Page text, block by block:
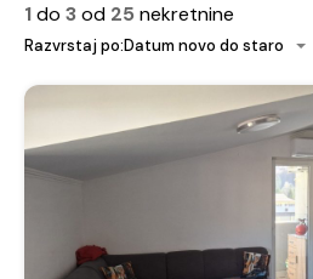
1do 3od 25 nekretnine
Razvrstaj po:Datum novo do staro